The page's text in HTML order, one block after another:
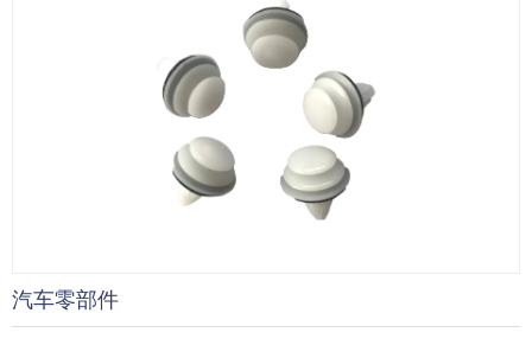
汽车零部件